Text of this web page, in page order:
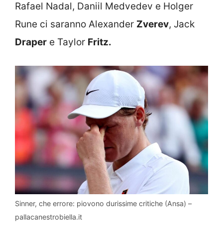
Rafael Nadal, Daniil Medvedev e Holger
Rune ci saranno Alexander Zverev, Jack
Draper e Taylor Fritz.
Sinner, che errore: piovono durissime critiche (Ansa) –
pallacanestrobiella.it